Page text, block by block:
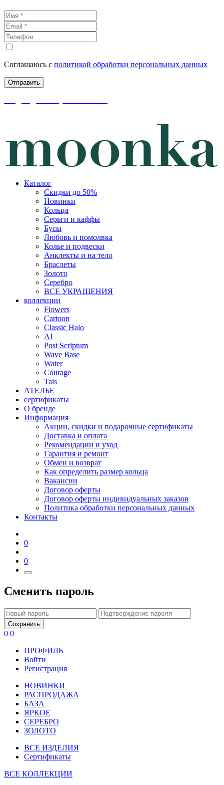
Соглашаюсь с политикой обработки персональных данных
Каталог
Скидки до 50%
Новинки
Кольца
Серьги и каффы
Бусы
Любовь и помолвка
Колье и подвески
Анклекты и на тело
Браслеты
Золото
Серебро
ВСЕ УКРАШЕНИЯ
коллекции
Flowers
Cartoon
Classic Halo
AI
Post Scriptum
Wave Base
Water
Courage
Tais
АТЕЛЬЕ
сертификаты
О бренде
Информация
Акции, скидки и подарочные сертификаты
Доставка и оплата
Рекомендации и уход
Гарантия и ремонт
Обмен и возврат
Как определить размер кольца
Вакансии
Договор оферты
Договор оферты индивидуальных заказов
Политика обработки персональных данных
Контакты
0
0
Сменить пароль
Сохранить
0 0
ПРОФИЛЬ
Войти
Регистрация
НОВИНКИ
РАСПРОДАЖА
БАЗА
ЯРКОЕ
СЕРЕБРО
ЗОЛОТО
ВСЕ ИЗДЕЛИЯ
Сертификаты
ВСЕ КОЛЛЕКЦИИ